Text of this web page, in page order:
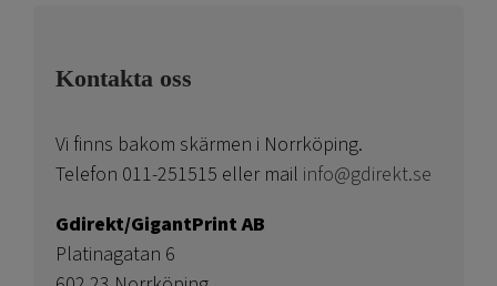
Kontakta oss
Vi finns bakom skärmen i Norrköping.
Telefon 011-251515 eller mail info@gdirekt.se
Gdirekt/GigantPrint AB
Platinagatan 6